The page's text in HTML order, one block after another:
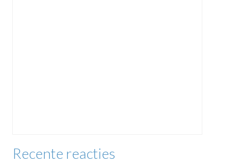
Recente reacties